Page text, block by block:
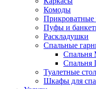
Комоды
Пуфы и
Раскладушки
Спальные
Спальня
Спальня
Туалетные
Шкафы для